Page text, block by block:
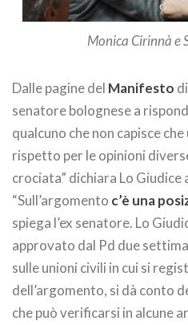
Monica Cirinnà e
Dalle pagine del Manifesto
senatore bolognese a
qualcuno che non capisce
rispetto per le opinioni
crociata” dichiara Lo Giudice
“Sull’argomento c’è una
spiega l’ex senatore. Lo
approvato dal Pd due
sulle unioni civili in cui si
dell’argomento, si dà conto
che può verificarsi in alcune